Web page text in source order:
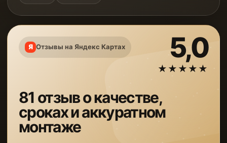
Отзывы на Яндекс Картах 5,0
★★★★★
81 отзыв о качестве,
сроках и аккуратном
монтаже